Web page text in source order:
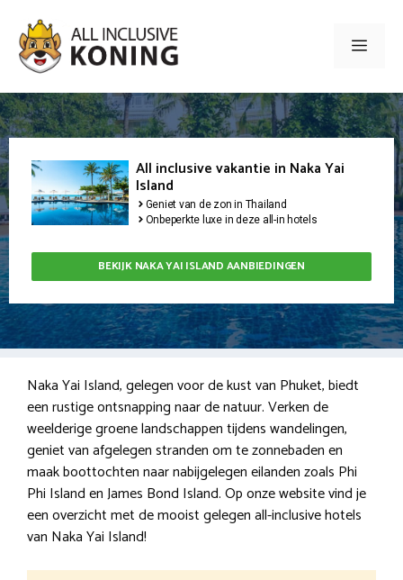
naar
inhoud
Menu
All inclusive vakantie in Naka Yai
Island
Geniet van de zon in Thailand
Onbeperkte luxe in deze all-in hotels
BEKIJK NAKA YAI ISLAND AANBIEDINGEN
Naka Yai Island, gelegen voor de kust van Phuket, biedt
een rustige ontsnapping naar de natuur. Verken de
weelderige groene landschappen tijdens wandelingen,
geniet van afgelegen stranden om te zonnebaden en
maak boottochten naar nabijgelegen eilanden zoals Phi
Phi Island en James Bond Island. Op onze website vind je
een overzicht met de mooist gelegen all-inclusive hotels
van Naka Yai Island!